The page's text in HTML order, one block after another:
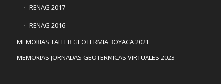
RENAG 2017
RENAG 2016
MEMORIAS TALLER GEOTERMIA BOYACA 2021
MEMORIAS JORNADAS GEOTERMICAS VIRTUALES 2023